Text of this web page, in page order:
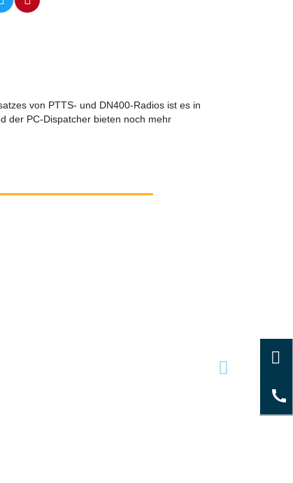
von PTTS- und DN400-Radios ist es in
der PC-Dispatcher bieten noch mehr